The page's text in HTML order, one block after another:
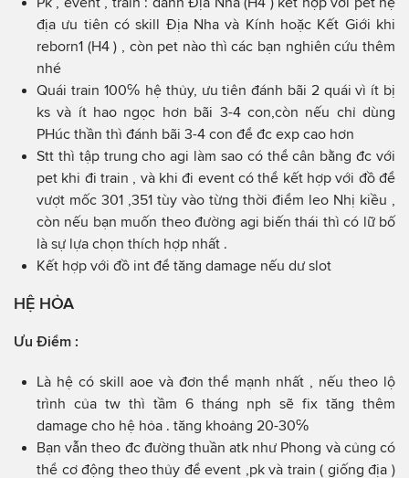
địa ưu tiên có skill Địa Nha và Kính hoặc Kết Giới khi
reborn1 (H4 ) , còn pet nào thì các bạn nghiên cứu thêm
nhé
Quái train 100℅ hệ thủy, ưu tiên đánh bãi 2 quái vì ít bị
ks và ít hao ngọc hơn bãi 3-4 con,còn nếu chỉ dùng
PHúc thần thì đánh bãi 3-4 con để đc exp cao hơn
Stt thì tập trung cho agi làm sao có thể cân bằng đc với
pet khi đi train , và khi đi event có thể kết hợp với đồ để
vượt mốc 301 ,351 tùy vào từng thời điểm leo Nhị kiều ,
còn nếu bạn muốn theo đường agi biến thái thì có lữ bố
là sự lựa chọn thích hợp nhất .
Kết hợp với đồ int để tăng damage nếu dư slot
HỆ HỎA
Ưu Điểm :
Là hệ có skill aoe và đơn thể mạnh nhất , nếu theo lộ
trình của tw thì tầm 6 tháng nph sẽ fix tăng thêm
damage cho hệ hỏa . tăng khoảng 20-30℅
Bạn vẫn theo đc đường thuần atk như Phong và củng có
thể cơ động theo thủy để event ,pk và train ( giống địa )